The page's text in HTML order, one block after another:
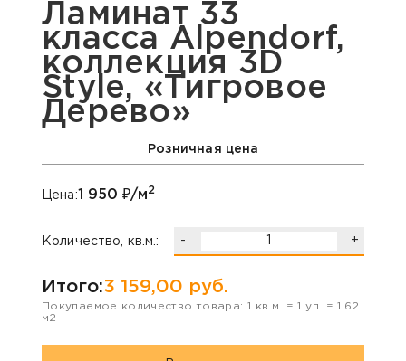
Ламинат 33
класса Alpendorf,
коллекция 3D
Style, «Тигровое
Дерево»
Розничная цена
Цена:1 950 ₽/м2
Количество, кв.м.: - +
Итого:3 159,00 руб.
Покупаемое количество товара: 1 кв.м. =1 уп. =1.62
м2